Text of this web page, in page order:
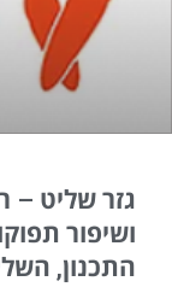
גזר שליט –
ושיפור
התכנון,